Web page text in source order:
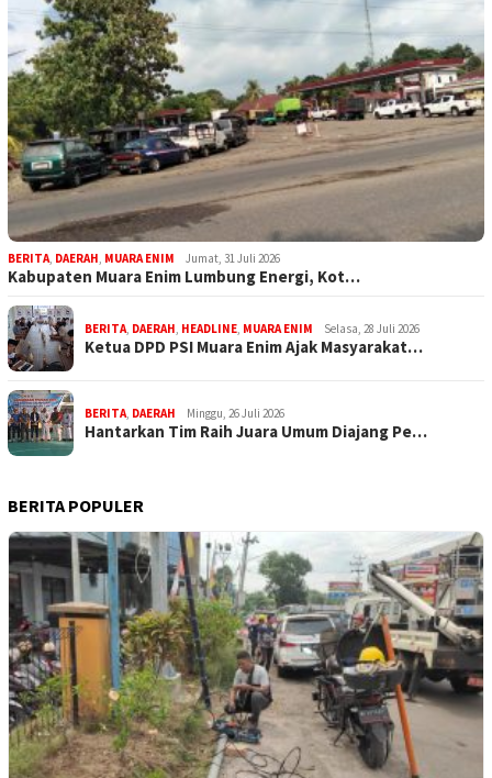
BERITA, DAERAH, MUARA ENIM Jumat, 31 Juli 2026
Kabupaten Muara Enim Lumbung Energi, Kot…
BERITA, DAERAH, HEADLINE, MUARA ENIM Selasa, 28 Juli 2026
Ketua DPD PSI Muara Enim Ajak Masyarakat…
BERITA, DAERAH Minggu, 26 Juli 2026
Hantarkan Tim Raih Juara Umum Diajang Pe…
BERITA POPULER